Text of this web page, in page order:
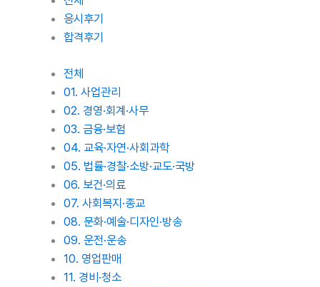
응시후기
합격후기
전체
01. 사업관리
02. 경영·회계·사무
03. 금융·보험
04. 교육·자연·사회과학
05. 법률·경찰·소방·교도·국방
06. 보건·의료
07. 사회복지·종교
08. 문화·예술·디자인·방송
09. 운전·운송
10. 영업판매
11. 경비·청소